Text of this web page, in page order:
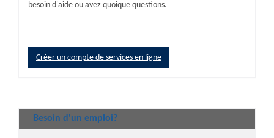
besoin d'aide ou avez quoique questions.
Créer un compte de services en ligne
Besoin d'un emploi?